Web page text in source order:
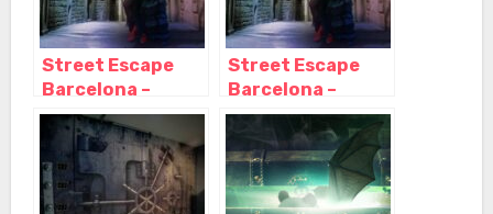
Street Escape
Barcelona –
Escape room al
aire libre,
Barcelona –
Cataluña
Street Escape
Barcelona –
Escape room al
aire libre,
Barcelona –
Cataluña